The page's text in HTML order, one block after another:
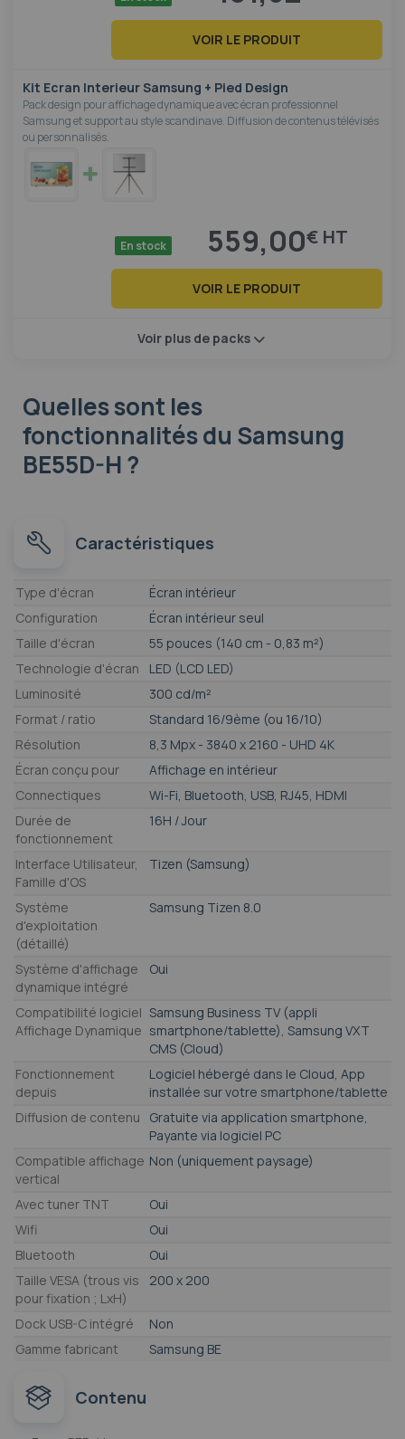
VOIR LE PRODUIT
Kit Ecran Interieur Samsung + Pied Design
Pack design pour affichage dynamique avec écran professionnel
Samsung et support au style scandinave. Diffusion de contenus télévisés
ou personnalisés.
En stock 559,00€
VOIR LE PRODUIT
Voir plus de packs
Quelles sont les
fonctionnalitésdu Samsung
BE55D-H ?
Caractéristiques
Caractéristiques
Type d'écran
Écran intérieur
Configuration
Écran intérieur seul
Taille d'écran
55 pouces (140 cm - 0,83 m²)
Technologie d'écran
LED (LCD LED)
Luminosité
300 cd/m²
Format / ratio
Standard 16/9ème (ou 16/10)
Résolution
8,3 Mpx - 3840 x 2160 - UHD 4K
Écran conçu pour
Affichage en intérieur
Connectiques
Wi-Fi, Bluetooth, USB, RJ45, HDMI
Durée de
fonctionnement
16H / Jour
Interface Utilisateur,
Famille d'OS
Tizen (Samsung)
Système
d'exploitation
(détaillé)
Samsung Tizen 8.0
Système d'affichage
dynamique intégré
Oui
Compatibilité logiciel
Affichage Dynamique
Samsung Business TV (appli
smartphone/tablette), Samsung VXT
CMS (Cloud)
Fonctionnement
depuis
Logiciel hébergé dans le Cloud, App
installée sur votre smartphone/tablette
Diffusion de contenu
Gratuite via application smartphone,
Payante via logiciel PC
Compatible affichage
vertical
Non (uniquement paysage)
Avec tuner TNT
Oui
Wifi
Oui
Bluetooth
Oui
Taille VESA (trous vis
pour fixation ; LxH)
200 x 200
Dock USB-C intégré
Non
Gamme fabricant
Samsung BE
Contenu